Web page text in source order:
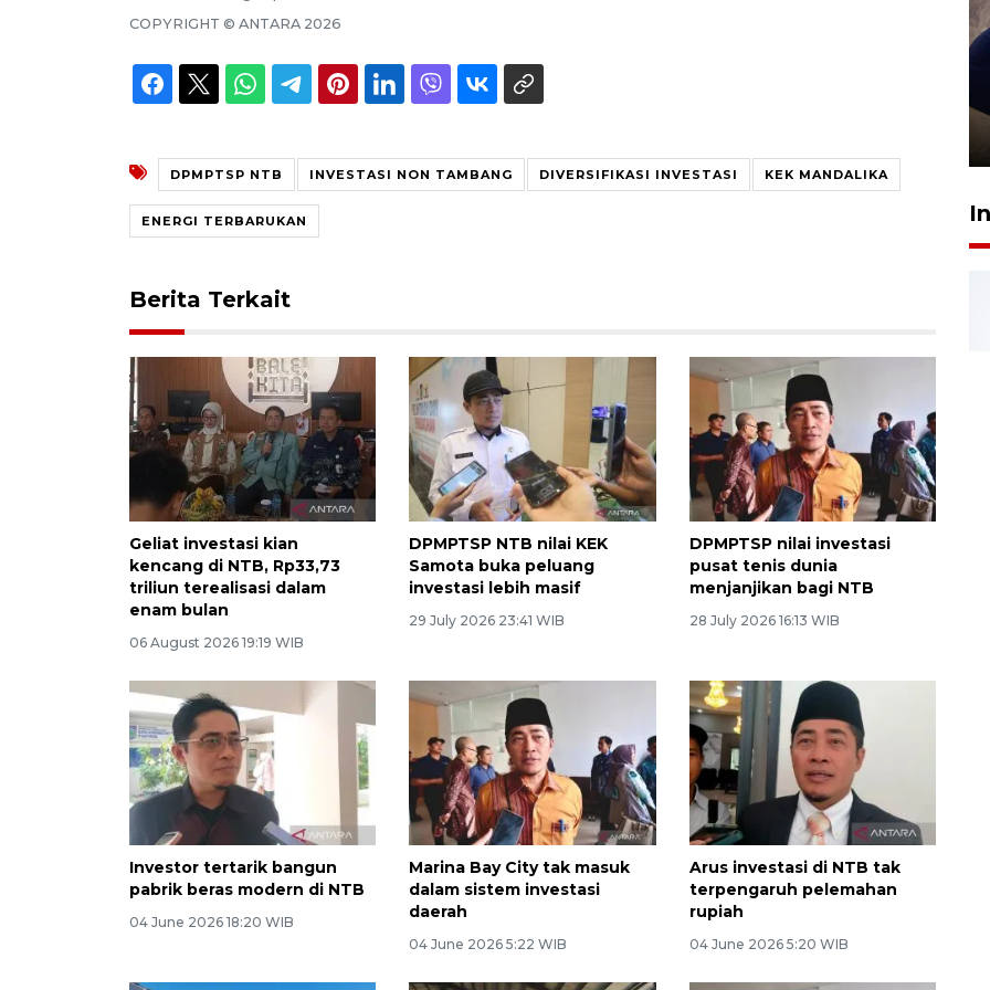
COPYRIGHT © ANTARA 2026
DPMPTSP NTB INVESTASI NON TAMBANG DIVERSIFIKASI INVESTASI KEK MANDALIKA
ENERGI TERBARUKAN
Berita Terkait
Geliat investasi kian
kencang di NTB, Rp33,73
triliun terealisasi dalam
enam bulan
06 August 2026 19:19 WIB
DPMPTSP NTB nilai KEK
Samota buka peluang
investasi lebih masif
29 July 2026 23:41 WIB
DPMPTSP nilai investasi
pusat tenis dunia
menjanjikan bagi NTB
28 July 2026 16:13 WIB
Investor tertarik bangun
pabrik beras modern di NTB
04 June 2026 18:20 WIB
Marina Bay City tak masuk
dalam sistem investasi
daerah
04 June 2026 5:22 WIB
Arus investasi di NTB tak
terpengaruh pelemahan
rupiah
04 June 2026 5:20 WIB
160 ribu sambungan baru
jaringan gas 2026